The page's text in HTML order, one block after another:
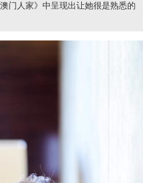
门人家》中呈现出让她很是熟悉的